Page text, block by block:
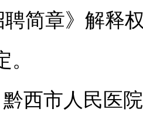
聘简章》解释
市人民医院